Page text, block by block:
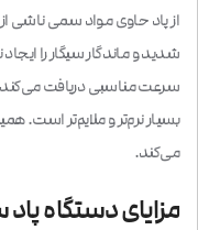
از پاد حاوی مواد سمی ناشی
شدید و ماندگار سیگار را ایجاد
بسیار نرم‌تر و ملایم‌تر است.
می‌کند.
مزایای دستگاه